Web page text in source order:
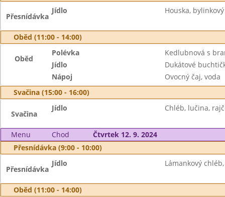
Přesnídávka
Jídlo Houska,
Oběd (11:00 - 14:00)
Oběd
Polévka
Kedlubnová s
Jídlo
Dukátové
Nápoj
Ovocný čaj, voda
Svačina (15:00 - 16:00)
Svačina
Jídlo Chléb, lučina,
Menu Chod
Čtvrtek 12. 9. 2024
Přesnídávka (9:00 - 10:00)
Přesnídávka
Jídlo Lámankový
Oběd (11:00 - 14:00)